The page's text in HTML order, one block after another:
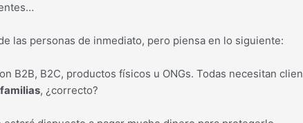
las personas de inmediato, pero piensa en lo siguiente:
B2B, B2C, productos físicos u ONGs. Todas necesitan
, ¿correcto?